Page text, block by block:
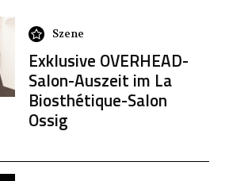
Szene
Exklusive OVERHEAD-
Salon-Auszeit im La
Biosthétique-Salon
Ossig